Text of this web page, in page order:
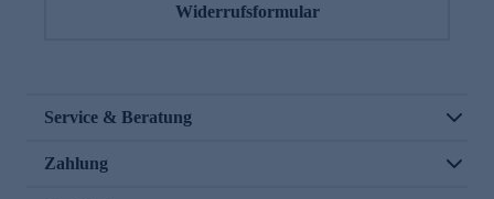
Widerrufsformular
Service & Beratung
Zahlung